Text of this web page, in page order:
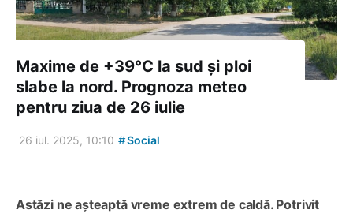
Maxime de +39°C la sud și ploi
slabe la nord. Prognoza meteo
pentru ziua de 26 iulie
26 iul. 2025, 10:10 #Social
Astăzi ne așteaptă vreme extrem de caldă. Potrivit